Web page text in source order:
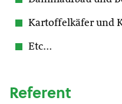
Kartoffelkäfer und
Etc…
Referent